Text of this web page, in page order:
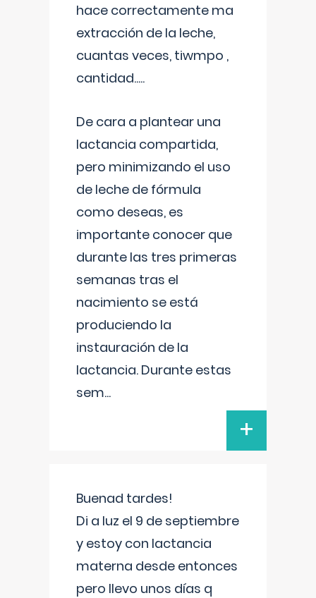
hace correctamente ma
extracción de la leche,
cuantas veces, tiwmpo ,
cantidad.....
De cara a plantear una
lactancia compartida,
pero minimizando el uso
de leche de fórmula
como deseas, es
importante conocer que
durante las tres primeras
semanas tras el
nacimiento se está
produciendo la
instauración de la
lactancia. Durante estas
sem...
+
Buenad tardes!
Di a luz el 9 de septiembre
y estoy con lactancia
materna desde entonces
pero llevo unos días q